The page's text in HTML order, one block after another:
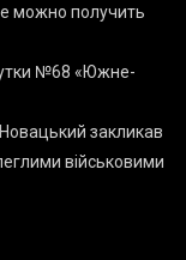
можно получить
№68 «Южне-
закликав
військовими